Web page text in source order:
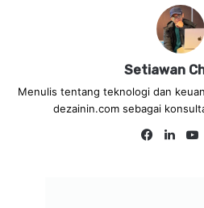
Setiawan
Menulis tentang teknologi dan
dezainin.com sebagai
Fa
Lin